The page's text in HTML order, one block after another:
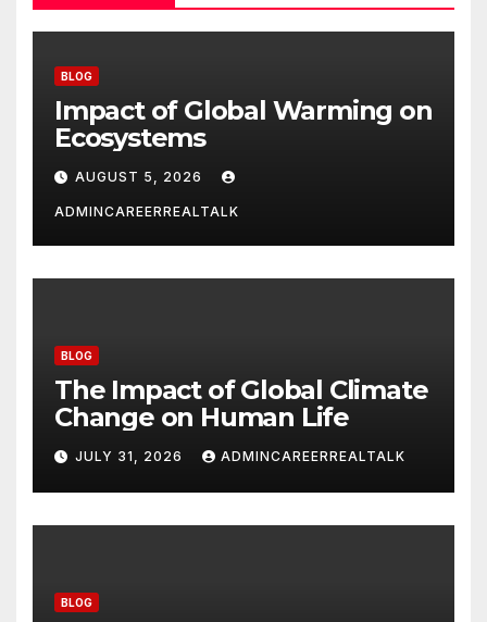
BLOG
Impact of Global Warming on
Ecosystems
AUGUST 5, 2026
ADMINCAREERREALTALK
BLOG
The Impact of Global Climate
Change on Human Life
JULY 31, 2026 ADMINCAREERREALTALK
BLOG